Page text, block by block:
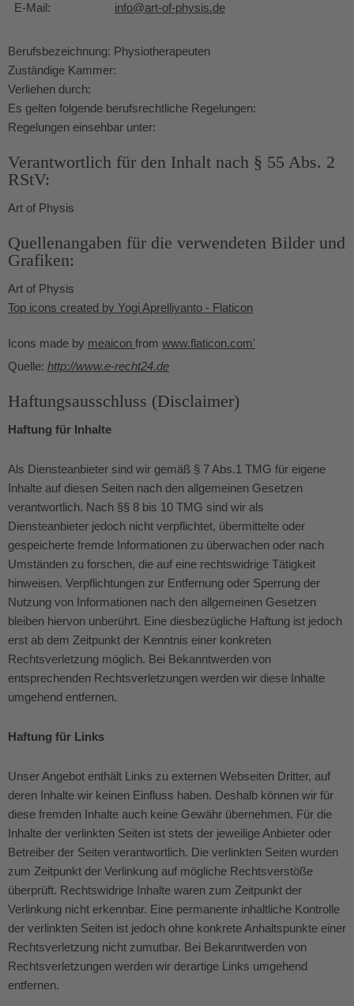
E-Mail: info@art-of-physis.de
Berufsbezeichnung: Physiotherapeuten
Zuständige Kammer:
Verliehen durch:
Es gelten folgende berufsrechtliche Regelungen:
Regelungen einsehbar unter:
Verantwortlich für den Inhalt nach § 55 Abs. 2
RStV:
Art of Physis
Quellenangaben für die verwendeten Bilder und
Grafiken:
Art of Physis
Top icons created by Yogi Aprelliyanto - Flaticon
Icons made by meaicon from www.flaticon.com'
Quelle: http://www.e-recht24.de
Haftungsausschluss (Disclaimer)
Haftung für Inhalte
Als Diensteanbieter sind wir gemäß § 7 Abs.1 TMG für eigene
Inhalte auf diesen Seiten nach den allgemeinen Gesetzen
verantwortlich. Nach §§ 8 bis 10 TMG sind wir als
Diensteanbieter jedoch nicht verpflichtet, übermittelte oder
gespeicherte fremde Informationen zu überwachen oder nach
Umständen zu forschen, die auf eine rechtswidrige Tätigkeit
hinweisen. Verpflichtungen zur Entfernung oder Sperrung der
Nutzung von Informationen nach den allgemeinen Gesetzen
bleiben hiervon unberührt. Eine diesbezügliche Haftung ist jedoch
erst ab dem Zeitpunkt der Kenntnis einer konkreten
Rechtsverletzung möglich. Bei Bekanntwerden von
entsprechenden Rechtsverletzungen werden wir diese Inhalte
umgehend entfernen.
Haftung für Links
Unser Angebot enthält Links zu externen Webseiten Dritter, auf
deren Inhalte wir keinen Einfluss haben. Deshalb können wir für
diese fremden Inhalte auch keine Gewähr übernehmen. Für die
Inhalte der verlinkten Seiten ist stets der jeweilige Anbieter oder
Betreiber der Seiten verantwortlich. Die verlinkten Seiten wurden
zum Zeitpunkt der Verlinkung auf mögliche Rechtsverstöße
überprüft. Rechtswidrige Inhalte waren zum Zeitpunkt der
Verlinkung nicht erkennbar. Eine permanente inhaltliche Kontrolle
der verlinkten Seiten ist jedoch ohne konkrete Anhaltspunkte einer
Rechtsverletzung nicht zumutbar. Bei Bekanntwerden von
Rechtsverletzungen werden wir derartige Links umgehend
entfernen.